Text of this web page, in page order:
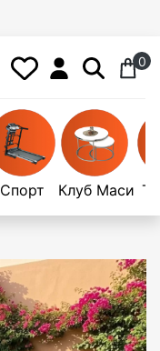
0
Спорт Клуб Маси